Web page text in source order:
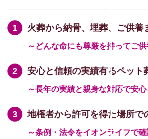
火葬から納骨、埋葬、ご供養
～どんな命にも尊厳を持ってご
安心と信頼の実績有るペット
～長年の実績と親身な対応で安
地権者から許可を得た場所で
～条例・法令をイオンライフで